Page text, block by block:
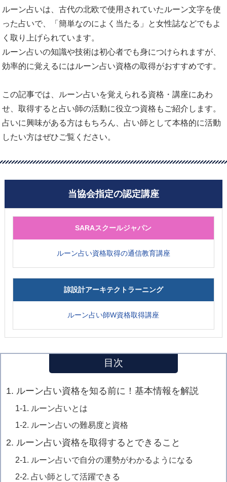
ルーン占いは、古代の北欧で使用されていたルーン文字を使
った占いで、「簡単なのによく当たる」と女性誌などでもよ
く取り上げられています。
ルーン占いの知識や技術は初心者でも身につけられますが、
効率的に覚えるにはルーン占い資格の取得がおすすめです。
この記事では、ルーン占いを覚えられる資格・講座にあわ
せ、取得すると占い師の活動に役立つ資格もご紹介します。
占いに興味がある方はもちろん、占い師として本格的に活動
したい方はぜひご覧ください。
当協会指定の認定講座
SARAスクールジャパン
ルーン占い資格取得の通信教育講座
諒設計アーキテクトラーニング
ルーン占い師W資格取得講座
目次
1. ルーン占い資格を知る前に！基本情報を解説
1-1. ルーン占いとは
1-2. ルーン占いの難易度と資格
2. ルーン占い資格を取得するとできること
2-1. ルーン占いで自分の運勢がわかるようになる
2-2. 占い師として活躍できる